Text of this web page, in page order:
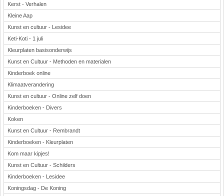
Kerst - Verhalen
Kleine Aap
Kunst en cultuur - Lesidee
Keti-Koti - 1 juli
Kleurplaten basisonderwijs
Kunst en Cultuur - Methoden en materialen
Kinderboek online
Klimaatverandering
Kunst en cultuur - Online zelf doen
Kinderboeken - Divers
Koken
Kunst en Cultuur - Rembrandt
Kinderboeken - Kleurplaten
Kom maar kipjes!
Kunst en Cultuur - Schilders
Kinderboeken - Lesidee
Koningsdag - De Koning